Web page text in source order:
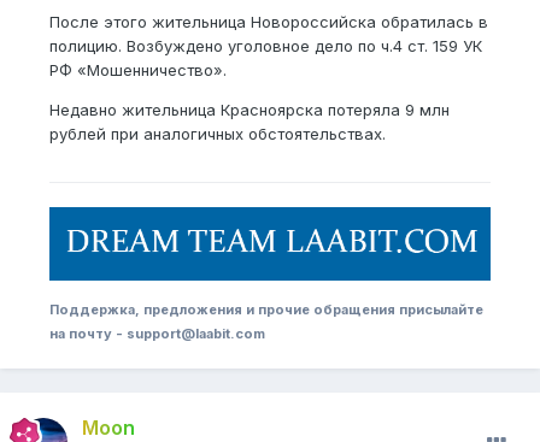
После этого жительница Новороссийска обратилась в
полицию. Возбуждено уголовное дело по ч.4 ст. 159 УК
РФ «Мошенничество».
Недавно жительница Красноярска потеряла 9 млн
рублей при аналогичных обстоятельствах.
Поддержка, предложения и прочие обращения присылайте
на почту - support@laabit.com
Moon